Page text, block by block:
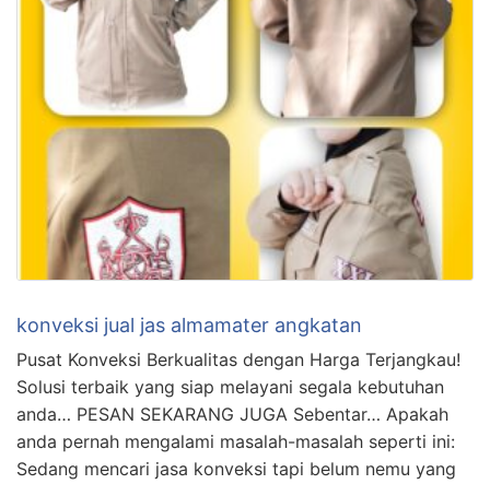
konveksi jual jas almamater angkatan
Pusat Konveksi Berkualitas dengan Harga Terjangkau!
Solusi terbaik yang siap melayani segala kebutuhan
anda… PESAN SEKARANG JUGA Sebentar… Apakah
anda pernah mengalami masalah-masalah seperti ini:
Sedang mencari jasa konveksi tapi belum nemu yang